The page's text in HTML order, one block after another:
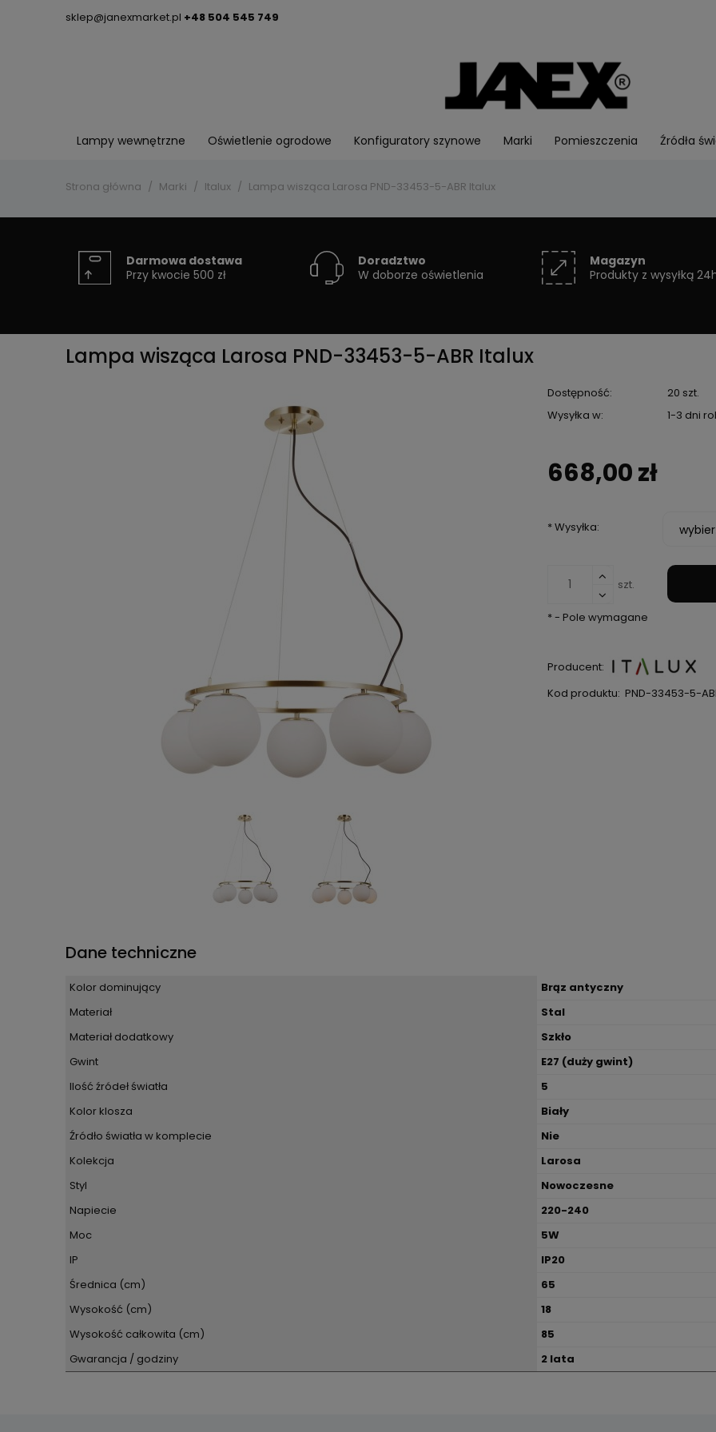
sklep@janexmarket.pl +48 504 545 749
Lampy wewnętrzne Oświetlenie ogrodowe Konfiguratory szynowe Marki Pomieszczenia Źródła
Strona główna Marki Italux Lampa wisząca Larosa PND-33453-5-ABR Italux
Darmowa dostawa
Przy kwocie 500 zł
Doradztwo
W doborze oświetlenia
Magazyn
Produkty z wysyłką
Lampa wisząca Larosa PND-33453-5-ABR Italux
Dostępność:
20 szt.
Wysyłka w:
1-3 dni
668,00 zł
*Wysyłka:
szt.
*- Pole wymagane
Producent:
Kod produktu: PND-33453-5-
Dane techniczne
Kolor dominujący
Brąz antyczny
Materiał
Stal
Materiał dodatkowy
Szkło
Gwint
E27 (duży gwint)
Ilość źródeł światła
5
Kolor klosza
Biały
Źródło światła w komplecie
Nie
Kolekcja
Larosa
Styl
Nowoczesne
Napiecie
220-240
Moc
5W
IP
IP20
Średnica (cm)
65
Wysokość (cm)
18
Wysokość całkowita (cm)
85
Gwarancja / godziny
2 lata